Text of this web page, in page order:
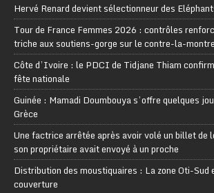
Hervé Renard devient sélectionneur des
Tour de France Femmes 2026 : contrôles
triche aux soutiens-gorge sur le contre-la-montre
Côte d’Ivoire : le PDCI de Tidjane Thiam
fête nationale
Guinée : Mamadi Doumbouya s’offre quelques
Grèce
Une factrice arrêtée après avoir volé un billet de
son propriétaire avait envoyé à un proche
Distribution des moustiquaires : La zone Oti-Sud
couverture